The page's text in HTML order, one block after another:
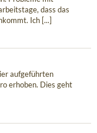
dass das
Ich [...]
aufgeführten
erhoben. Dies geht